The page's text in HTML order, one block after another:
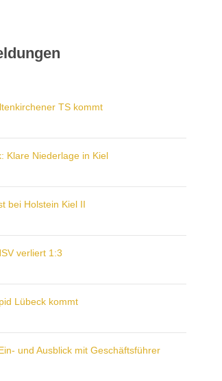
TS kommt
Klare Niederlage in Kiel
bei Holstein Kiel II
verliert 1:3
Lübeck kommt
und Ausblick mit Geschäftsführer